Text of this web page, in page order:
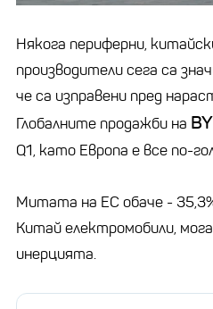
Някога периферни,
производители сега са
че са изправени пред
Глобалните продажби на
Q1, като Европа е все по-
Митата на ЕС обаче -
Китай електромобили,
инерцията.